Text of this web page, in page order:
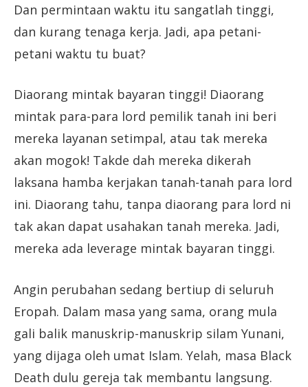
Dan permintaan waktu itu sangatlah tinggi,
dan kurang tenaga kerja. Jadi, apa petani-
petani waktu tu buat?
Diaorang mintak bayaran tinggi! Diaorang
mintak para-para lord pemilik tanah ini beri
mereka layanan setimpal, atau tak mereka
akan mogok! Takde dah mereka dikerah
laksana hamba kerjakan tanah-tanah para lord
ini. Diaorang tahu, tanpa diaorang para lord ni
tak akan dapat usahakan tanah mereka. Jadi,
mereka ada leverage mintak bayaran tinggi.
Angin perubahan sedang bertiup di seluruh
Eropah. Dalam masa yang sama, orang mula
gali balik manuskrip-manuskrip silam Yunani,
yang dijaga oleh umat Islam. Yelah, masa Black
Death dulu gereja tak membantu langsung.